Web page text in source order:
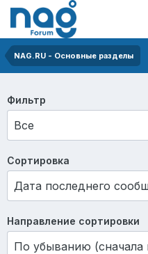
NAG.RU - Основные разделы
Фильтр
Сортировка
Направление сортировки